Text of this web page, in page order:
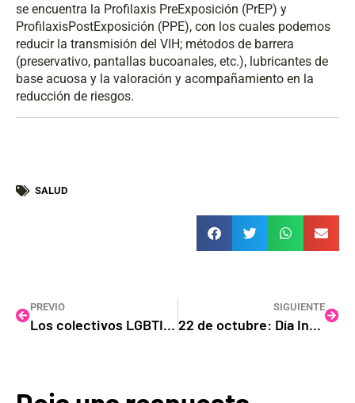
se encuentra la Profilaxis PreExposición (PrEP) y
ProfilaxisPostExposición (PPE), con los cuales podemos
reducir la transmisión del VIH; métodos de barrera
(preservativo, pantallas bucoanales, etc.), lubricantes de
base acuosa y la valoración y acompañamiento en la
reducción de riesgos.
SALUD
PREVIO
Los colectivos LGBTIQA+ denuncian la transfobia del Ayuntamiento de Tacoronte y exigen el cese de la Concejala de Igualdad
SIGUIENTE
22 de octubre: Día Internacional de Acción por la Despatologización Trans